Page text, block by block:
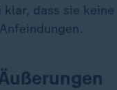
dass sie keine